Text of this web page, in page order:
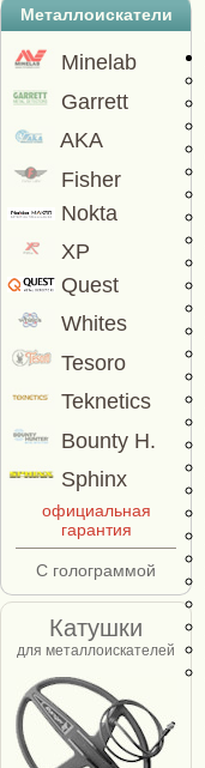
Металлоискатели
Minelab
Garrett
AKA
Fisher
Nokta
XP
Quest
Whites
Tesoro
Teknetics
Bounty H.
Sphinx
официальная
гарантия
С голограммой
Катушки
для металлоискателей